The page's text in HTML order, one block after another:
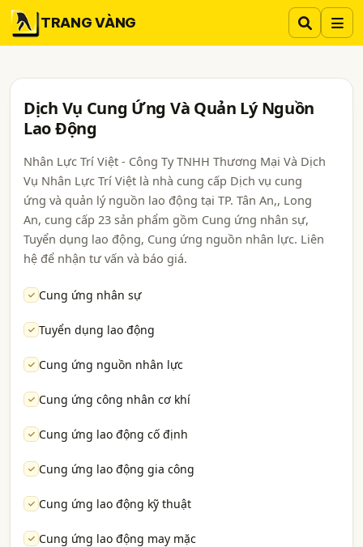
TRANG VÀNG
Dịch Vụ Cung Ứng Và Quản Lý Nguồn
Lao Động
Nhân Lực Trí Việt - Công Ty TNHH Thương Mại Và Dịch
Vụ Nhân Lực Trí Việt là nhà cung cấp Dịch vụ cung
ứng và quản lý nguồn lao động tại TP. Tân An,, Long
An, cung cấp 23 sản phẩm gồm Cung ứng nhân sự,
Tuyển dụng lao động, Cung ứng nguồn nhân lực. Liên
hệ để nhận tư vấn và báo giá.
Cung ứng nhân sự
Tuyển dụng lao động
Cung ứng nguồn nhân lực
Cung ứng công nhân cơ khí
Cung ứng lao động cố định
Cung ứng lao động gia công
Cung ứng lao động kỹ thuật
Cung ứng lao động may mặc